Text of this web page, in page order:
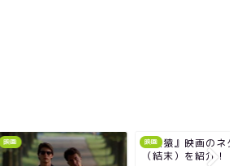
映画
『犬猿』映画のネタバレ
（結末）を紹介！
映画
『PとJK』映画のネ
レ（あらすじ）を結